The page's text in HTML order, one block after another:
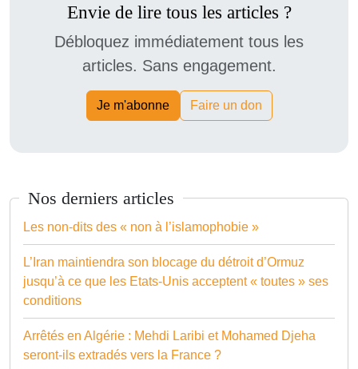
Envie de lire tous les articles ?
Débloquez immédiatement tous les
articles. Sans engagement.
Je m'abonne Faire un don
Nos derniers articles
Les non-dits des « non à l’islamophobie »
L’Iran maintiendra son blocage du détroit d’Ormuz
jusqu’à ce que les Etats-Unis acceptent « toutes » ses
conditions
Arrêtés en Algérie : Mehdi Laribi et Mohamed Djeha
seront-ils extradés vers la France ?